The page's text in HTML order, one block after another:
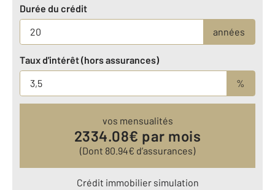
Durée du crédit
années
Taux d'intérêt (hors assurances)
%
vos mensualités
2334.08€ par mois
(Dont 80.94€ d’assurances)
Crédit immobilier simulation